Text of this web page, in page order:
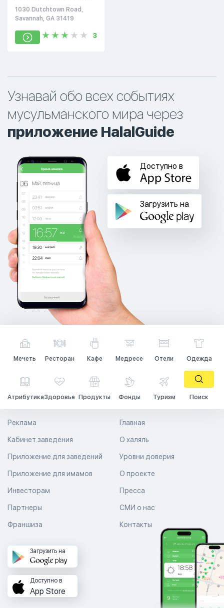
Savannah
1030 Dutchtown Road,
Savannah, GA 31419
3
Узнавай обо всех событиях
мусульманского мира через
приложение HalalGuide
Доступно в
Загрузить на
Мечеть Ресторан Кафе Медресе Отели Одежда
АтрибутикаЗдоровье Продукты Фонды Туризм Поиск
Главная
О халяль
Уровни доверия
Реклама
Кабинет заведения
Приложение для заведений
Приложение для имамов О проекте
Пресса
СМИ о нас
Контакты
Инвесторам
Партнеры
Франшиза
Загрузить на
Доступно в
App Store